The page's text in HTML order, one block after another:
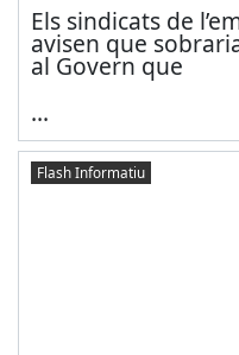
Els sindicats de
avisen que
al Govern que
...
Flash Informatiu